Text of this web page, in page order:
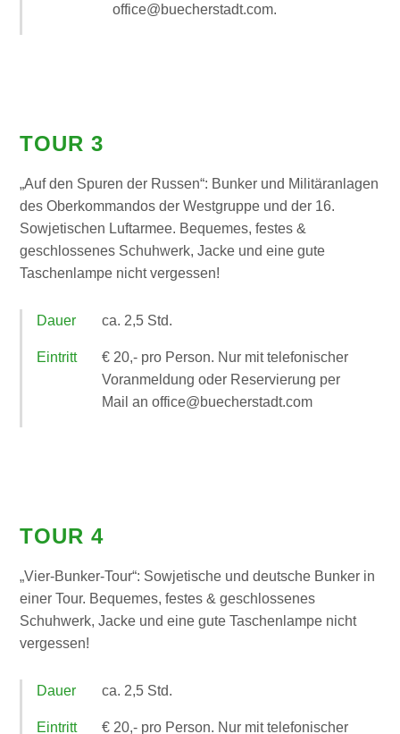
office@buecherstadt.com.
TOUR 3
„Auf den Spuren der Russen“: Bunker und Militäranlagen
des Oberkommandos der Westgruppe und der 16.
Sowjetischen Luftarmee. Bequemes, festes &
geschlossenes Schuhwerk, Jacke und eine gute
Taschenlampe nicht vergessen!
Dauer ca. 2,5 Std.
Eintritt
€ 20,- pro Person. Nur mit telefonischer
Voranmeldung oder Reservierung per
Mail an office@buecherstadt.com
TOUR 4
„Vier-Bunker-Tour“: Sowjetische und deutsche Bunker in
einer Tour. Bequemes, festes & geschlossenes
Schuhwerk, Jacke und eine gute Taschenlampe nicht
vergessen!
Dauer ca. 2,5 Std.
Eintritt € 20,- pro Person. Nur mit telefonischer